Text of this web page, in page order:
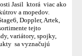
Jasil ktorá viac ako
a mopedov.
Doppler, Artek,
tejto
variátory, spojky,
sa vyznačujú